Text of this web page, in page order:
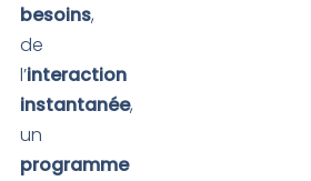
besoins,
de
l’interaction
instantanée,
un
programme